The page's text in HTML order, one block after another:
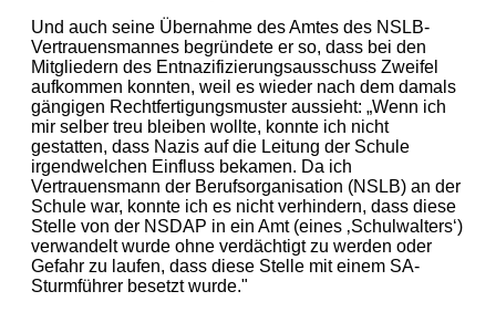
Und auch seine Übernahme des Amtes des NSLB-
Vertrauensmannes begründete er so, dass bei den
Mitgliedern des Entnazifizierungsausschuss Zweifel
aufkommen konnten, weil es wieder nach dem damals
gängigen Rechtfertigungsmuster aussieht: „Wenn ich
mir selber treu bleiben wollte, konnte ich nicht
gestatten, dass Nazis auf die Leitung der Schule
irgendwelchen Einfluss bekamen. Da ich
Vertrauensmann der Berufsorganisation (NSLB) an der
Schule war, konnte ich es nicht verhindern, dass diese
Stelle von der NSDAP in ein Amt (eines ‚Schulwalters‘)
verwandelt wurde ohne verdächtigt zu werden oder
Gefahr zu laufen, dass diese Stelle mit einem SA-
Sturmführer besetzt wurde."